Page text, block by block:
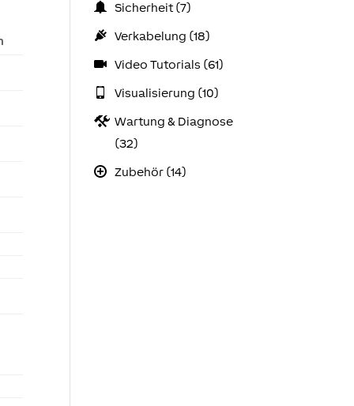
Sicherheit (7)
Verkabelung (18)
Video Tutorials (61)
Visualisierung (10)
Wartung & Diagnose
(32)
Zubehör (14)